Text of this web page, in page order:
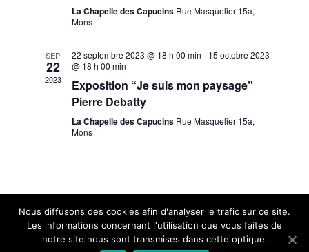
La Chapelle des Capucins Rue Masquelier 15a,
Mons
SEP
22
2023
22 septembre 2023 @ 18 h 00 min - 15 octobre 2023
@ 18 h 00 min
Exposition “Je suis mon paysage”
Pierre Debatty
La Chapelle des Capucins Rue Masquelier 15a,
Mons
Nous diffusons des cookies afin d'analyser le trafic sur ce site.
Les informations concernant l'utilisation que vous faites de
notre site nous sont transmises dans cette optique.